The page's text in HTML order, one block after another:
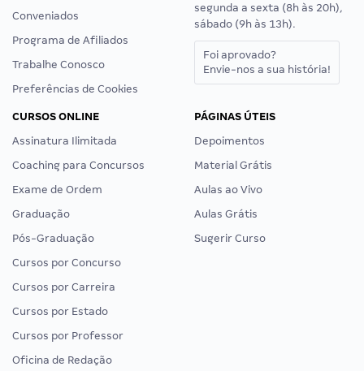
Conveniados
Programa de Afiliados
Trabalhe Conosco
Preferências de Cookies
segunda a sexta (8h às 20h),
sábado (9h às 13h).
Foi aprovado?
Envie-nos a sua história!
CURSOS ONLINE
Assinatura Ilimitada
Coaching para Concursos
Exame de Ordem
Graduação
Pós-Graduação
Cursos por Concurso
Cursos por Carreira
Cursos por Estado
Cursos por Professor
Oficina de Redação
PÁGINAS ÚTEIS
Depoimentos
Material Grátis
Aulas ao Vivo
Aulas Grátis
Sugerir Curso